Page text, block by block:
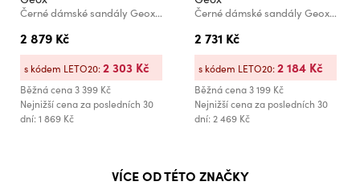
Černé dámské sandály Geox New Eraklia 50 T
2 879 Kč
Běžná cena3 399 Kč
Nejnižší cena za posledních 30
dní: 1 869 Kč
s kódem LETO20:2 303 Kč
Černé dámské sandály Geox Alemeria
2 731 Kč
Běžná cena3 199 Kč
Nejnižší cena za posledních 30
dní: 2 469 Kč
s kódem LETO20:2 184 Kč
VÍCE OD TÉTO ZNAČKY